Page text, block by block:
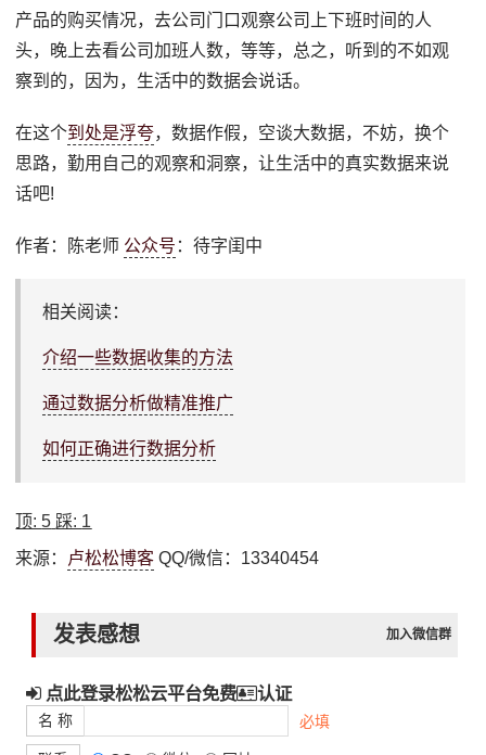
产品的购买情况，去公司门口观察公司上下班时间的人
头，晚上去看公司加班人数，等等，总之，听到的不如观
察到的，因为，生活中的数据会说话。
在这个到处是浮夸，数据作假，空谈大数据，不妨，换个
思路，勤用自己的观察和洞察，让生活中的真实数据来说
话吧!
作者：陈老师 公众号 ：待字闺中
相关阅读：
介绍一些数据收集的方法
通过数据分析做精准推广
如何正确进行数据分析
顶:5 踩: 1
来源： 卢松松博客 QQ/微信：13340454
发表感想 加入微信群
点此登录松松云平台免费 认证
名 称 必填